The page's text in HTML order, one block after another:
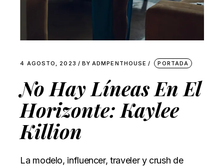
4 AGOSTO, 2023 BY ADMPENTHOUSE PORTADA
No Hay Líneas En El
Horizonte: Kaylee
Killion
La modelo, influencer, traveler y crush de